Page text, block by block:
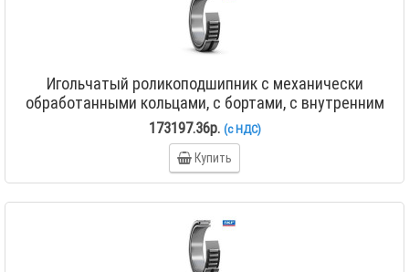
Игольчатый роликоподшипник с механически
обработанными кольцами, с бортами, с внутренним
кольцом NA 4848
173197.36р. (с НДС)
Купить